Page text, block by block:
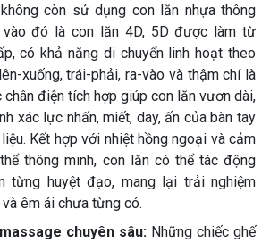
còn sử dụng con lăn nhựa thông
vào đó là con lăn 4D, 5D được làm từ
có khả năng di chuyển linh hoạt theo
xuống, trái-phải, ra-vào và thậm chí là
chân điện tích hợp giúp con lăn vươn dài,
xác lực nhấn, miết, day, ấn của bàn tay
Kết hợp với nhiệt hồng ngoại và cảm
thông minh, con lăn có thể tác động
từng huyệt đạo, mang lại trải nghiệm
êm ái chưa từng có.
chuyên sâu: Những chiếc ghế